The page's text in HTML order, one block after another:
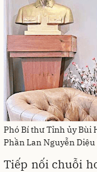
Phó Bí thư Tỉnh ủy Bùi
Phần Lan Nguyễn
Tiếp nối chuỗi